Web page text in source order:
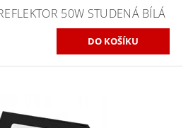
50W STUDENÁ BÍLÁ